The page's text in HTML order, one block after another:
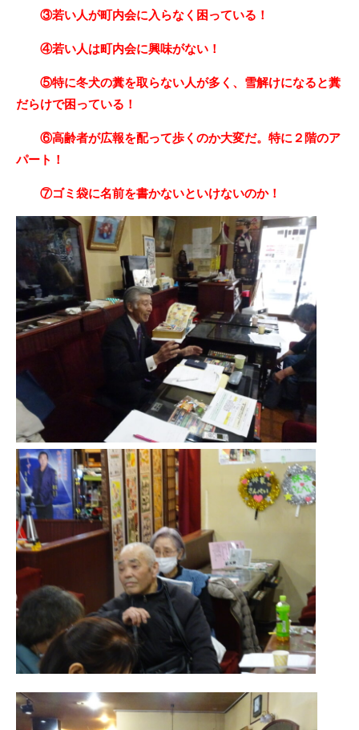
③若い人が町内会に入らなく困っている！
④若い人は町内会に興味がない！
⑤特に冬犬の糞を取らない人が多く、雪解けになると糞
だらけで困っている！
⑥高齢者が広報を配って歩くのか大変だ。特に２階のア
パート！
⑦ゴミ袋に名前を書かないといけないのか！